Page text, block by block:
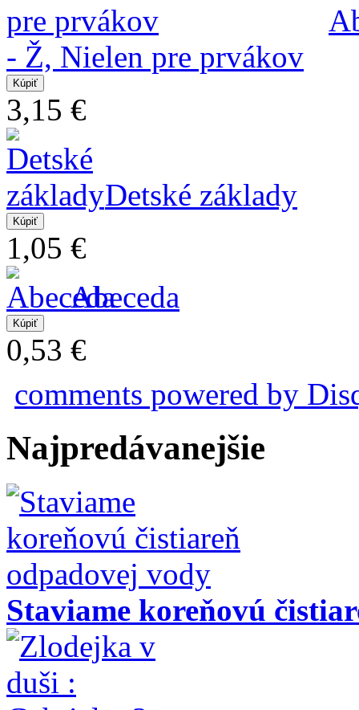
- Ž, Nielen pre prvákov
3,15 €
Detské základy
1,05 €
Abeceda
0,53 €
comments powered by
Najpredávanejšie
Staviame koreňovú